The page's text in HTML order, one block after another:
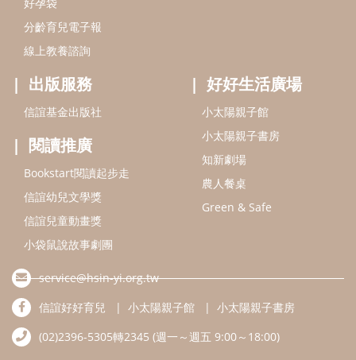
好孕袋
分齡育兒電子報
線上教養諮詢
出版服務
信誼基金出版社
閱讀推廣
Bookstart閱讀起步走
信誼幼兒文學獎
信誼兒童動畫獎
小袋鼠說故事劇團
好好生活廣場
小太陽親子館
小太陽親子書房
知新劇場
農人餐桌
Green & Safe
service@hsin-yi.org.tw
信誼好好育兒
小太陽親子館
小太陽親子書房
(02)2396-5305轉2345 (週一～週五 9:00～18:00)